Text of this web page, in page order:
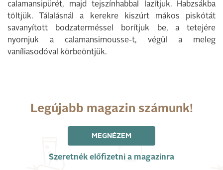
calamansipürét, majd tejszínhabbal lazítjuk. Habzsákba
töltjük. Tálalásnál a kerekre kiszúrt mákos piskótát
savanyított bodzaterméssel borítjuk be, a tetejére
nyomjuk a calamansimousse-t, végül a meleg
vaníliasodóval körbeöntjük.
Legújabb magazin számunk!
MEGNÉZEM
Szeretnék előfizetni a magazinra